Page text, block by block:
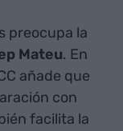
preocupa la
Mateu. En
añade que
con
facilita la